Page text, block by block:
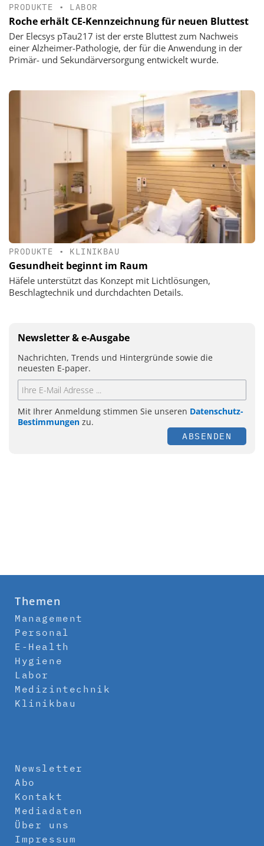
PRODUKTE • LABOR
Roche erhält CE-Kennzeichnung für neuen Bluttest
Der Elecsys pTau217 ist der erste Bluttest zum Nachweis
einer Alzheimer-Pathologie, der für die Anwendung in der
Primär- und Sekundärversorgung entwickelt wurde.
PRODUKTE • KLINIKBAU
Gesundheit beginnt im Raum
Häfele unterstützt das Konzept mit Lichtlösungen,
Beschlagtechnik und durchdachten Details.
Newsletter & e-Ausgabe
Nachrichten, Trends und Hintergründe sowie die
neuesten E-paper.
Mit Ihrer Anmeldung stimmen Sie unseren Datenschutz-
Bestimmungen zu.
ABSENDEN
Themen
Management
Personal
E-Health
Hygiene
Labor
Medizintechnik
Klinikbau
Newsletter
Abo
Kontakt
Mediadaten
Über uns
Impressum